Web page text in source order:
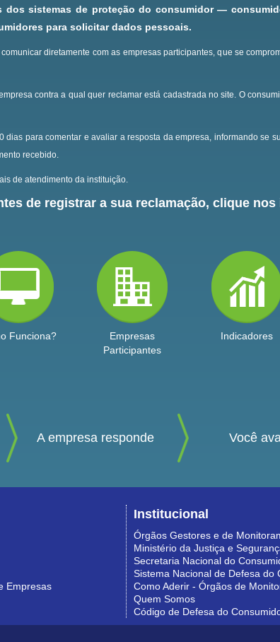
dos sistemas de proteção do consumidor —
para solicitar dados pessoais.
diretamente com as empresas participantes, que se
contra a qual quer reclamar está cadastrada no site. O
dias para comentar e avaliar a resposta da empresa, informando se
recebido.
de atendimento da instituição.
de registrar a sua reclamação, clique
Funciona?
Empresas
Participantes
Indicadores
A empresa responde Você
Empresas
Institucional
Órgãos Gestores e de
Ministério da Justiça e
Secretaria Nacional do
Sistema Nacional de Defesa do
Como Aderir - Órgãos de
Quem Somos
Código de Defesa do